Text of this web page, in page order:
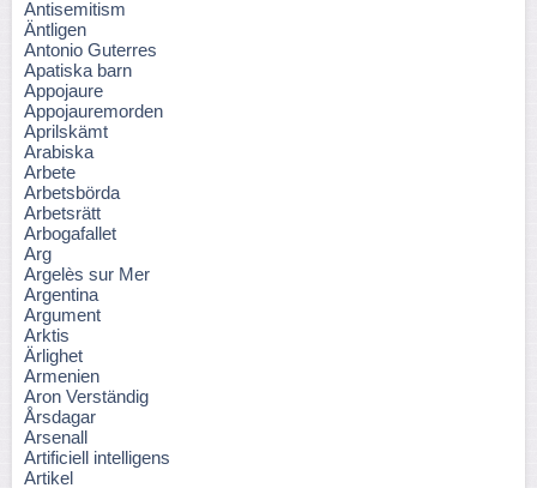
Antisemitism
Äntligen
Antonio Guterres
Apatiska barn
Appojaure
Appojauremorden
Aprilskämt
Arabiska
Arbete
Arbetsbörda
Arbetsrätt
Arbogafallet
Arg
Argelès sur Mer
Argentina
Argument
Arktis
Ärlighet
Armenien
Aron Verständig
Årsdagar
Arsenall
Artificiell intelligens
Artikel